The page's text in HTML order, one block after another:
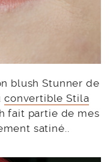
blush Stunner de
convertible Stila
fait partie de mes
satiné..